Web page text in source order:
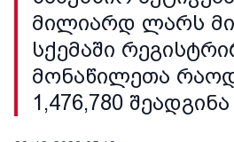
მილიარდ ლარს
სქემაში
მონაწილეთა
1,476,780 შეადგინა